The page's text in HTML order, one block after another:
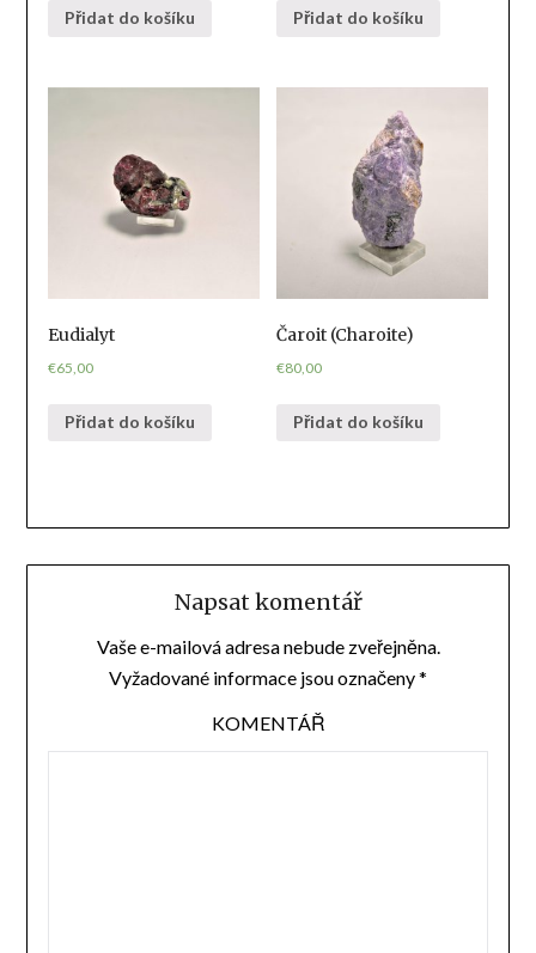
Přidat do košíku Přidat do košíku
Eudialyt
€65,00
Přidat do košíku
Čaroit (Charoite)
€80,00
Přidat do košíku
Napsat komentář
Vaše e-mailová adresa nebude zveřejněna.
Vyžadované informace jsou označeny*
KOMENTÁŘ